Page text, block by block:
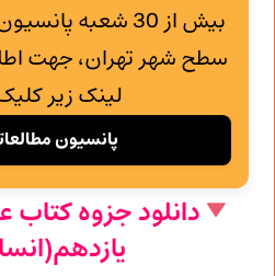
بیش از 30 شعبه
سطح شهر تهران، جهت
لینک زیر
پانسیون
دانلود جزوه کتاب